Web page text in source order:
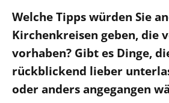
Welche Tipps würden Sie
Kirchenkreisen geben, die
vorhaben? Gibt es Dinge,
rückblickend lieber
oder anders angegangen